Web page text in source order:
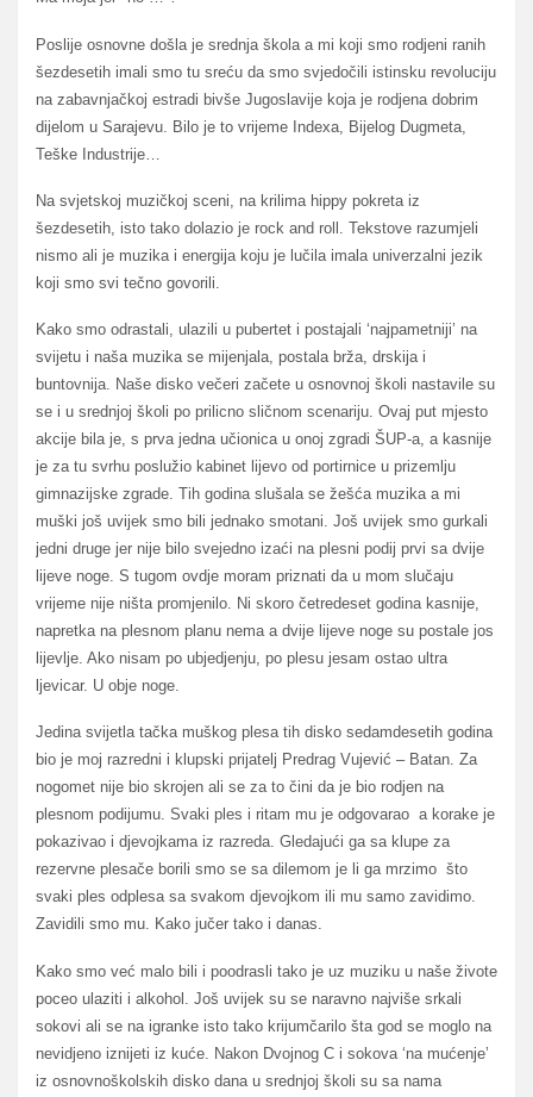
Poslije osnovne došla je srednja škola a mi koji smo rodjeni ranih
šezdesetih imali smo tu sreću da smo svjedočili istinsku revoluciju
na zabavnjačkoj estradi bivše Jugoslavije koja je rodjena dobrim
dijelom u Sarajevu. Bilo je to vrijeme Indexa, Bijelog Dugmeta,
Teške Industrije…
Na svjetskoj muzičkoj sceni, na krilima hippy pokreta iz
šezdesetih, isto tako dolazio je rock and roll. Tekstove razumjeli
nismo ali je muzika i energija koju je lučila imala univerzalni jezik
koji smo svi tečno govorili.
Kako smo odrastali, ulazili u pubertet i postajali ‘najpametniji’ na
svijetu i naša muzika se mijenjala, postala brža, drskija i
buntovnija. Naše disko večeri začete u osnovnoj školi nastavile su
se i u srednjoj školi po prilicno sličnom scenariju. Ovaj put mjesto
akcije bila je, s prva jedna učionica u onoj zgradi ŠUP-a, a kasnije
je za tu svrhu poslužio kabinet lijevo od portirnice u prizemlju
gimnazijske zgrade. Tih godina slušala se žešća muzika a mi
muški još uvijek smo bili jednako smotani. Još uvijek smo gurkali
jedni druge jer nije bilo svejedno izaći na plesni podij prvi sa dvije
lijeve noge. S tugom ovdje moram priznati da u mom slučaju
vrijeme nije ništa promjenilo. Ni skoro četredeset godina kasnije,
napretka na plesnom planu nema a dvije lijeve noge su postale jos
lijevlje. Ako nisam po ubjedjenju, po plesu jesam ostao ultra
ljevicar. U obje noge.
Jedina svijetla tačka muškog plesa tih disko sedamdesetih godina
bio je moj razredni i klupski prijatelj Predrag Vujević – Batan. Za
nogomet nije bio skrojen ali se za to čini da je bio rodjen na
plesnom podijumu. Svaki ples i ritam mu je odgovarao a korake je
pokazivao i djevojkama iz razreda. Gledajući ga sa klupe za
rezervne plesače borili smo se sa dilemom je li ga mrzimo što
svaki ples odplesa sa svakom djevojkom ili mu samo zavidimo.
Zavidili smo mu. Kako jučer tako i danas.
Kako smo već malo bili i poodrasli tako je uz muziku u naše živote
poceo ulaziti i alkohol. Još uvijek su se naravno najviše srkali
sokovi ali se na igranke isto tako krijumčarilo šta god se moglo na
nevidjeno iznijeti iz kuće. Nakon Dvojnog C i sokova ‘na mućenje’
iz osnovnoškolskih disko dana u srednjoj školi su sa nama